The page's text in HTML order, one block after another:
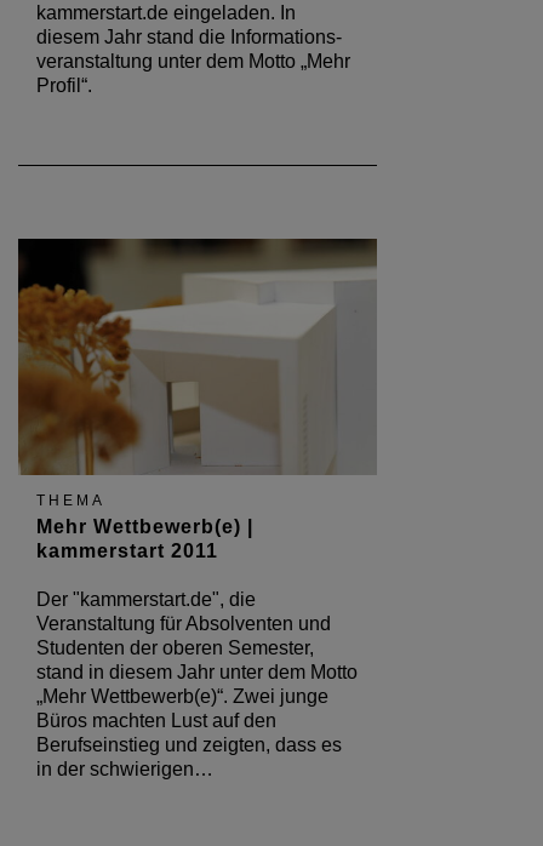
kammerstart.de eingeladen. In
diesem Jahr stand die Informations-
veranstaltung unter dem Motto „Mehr
Profil“.
THEMA
Mehr Wettbewerb(e) |
kammerstart 2011
Der "kammerstart.de", die
Veranstaltung für Absolventen und
Studenten der oberen Semester,
stand in diesem Jahr unter dem Motto
„Mehr Wettbewerb(e)“. Zwei junge
Büros machten Lust auf den
Berufseinstieg und zeigten, dass es
in der schwierigen…